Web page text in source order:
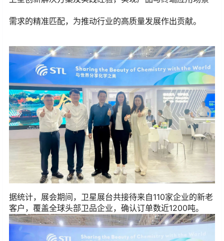
需求的精准匹配，为推动行业的高质量发展作出贡献。
据统计，展会期间，卫星展台共接待来自110家企业的新老
客户，覆盖全球头部卫品企业，确认订单数近1200吨。